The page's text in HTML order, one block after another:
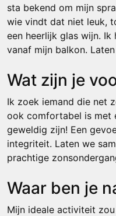
sta bekend om mijn
wie vindt dat niet leuk,
een heerlijk glas wijn.
vanaf mijn balkon.
Wat zijn je
Ik zoek iemand die net
ook comfortabel is met
geweldig zijn! Een
integriteit. Laten we
prachtige
Waar ben je
Mijn ideale activiteit